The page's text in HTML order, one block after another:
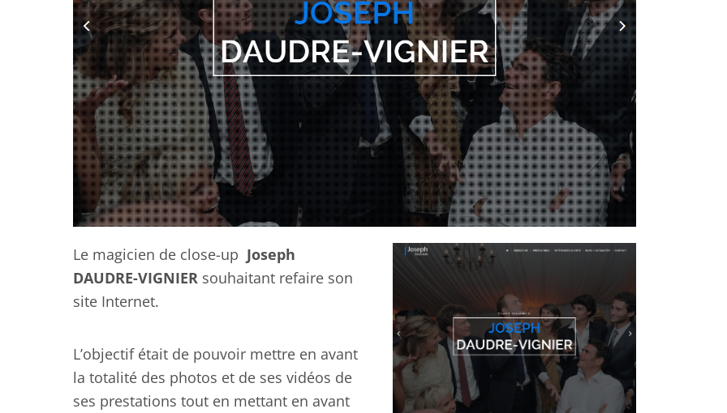
Le magicien de close-up Joseph
DAUDRE-VIGNIERsouhaitant refaire son
site Internet.
L’objectif était de pouvoir mettre en avant
la totalité des photos et de ses vidéos de
ses prestations tout en mettant en avant